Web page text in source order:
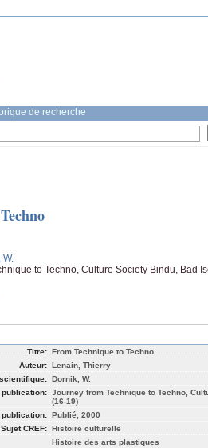
de recherche
to Techno, Culture Society Bindu, Bad
Titre: From Technique to Techno
Auteur: Lenain, Thierry
Dornik, W.
Journey from Technique to Techno,
(16-19)
publication: Publié, 2000
Sujet CREF: Histoire culturelle
Histoire des arts plastiques